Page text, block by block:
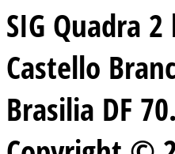
SIG Quadra
Castello
Brasilia DF